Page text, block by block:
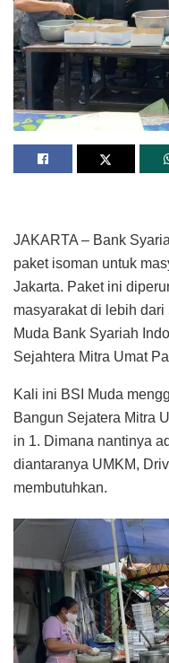
JAKARTA – Bank
paket isoman untuk
Jakarta. Paket ini
masyarakat di lebih dari
Muda Bank Syariah
Sejahtera Mitra Umat
Kali ini BSI Muda
Bangun Sejatera Mitra
in 1. Dimana nantinya
diantaranya UMKM,
membutuhkan.